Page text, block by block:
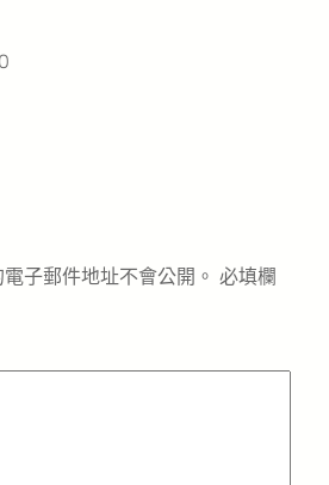
子郵件地址不會公開。 必填欄